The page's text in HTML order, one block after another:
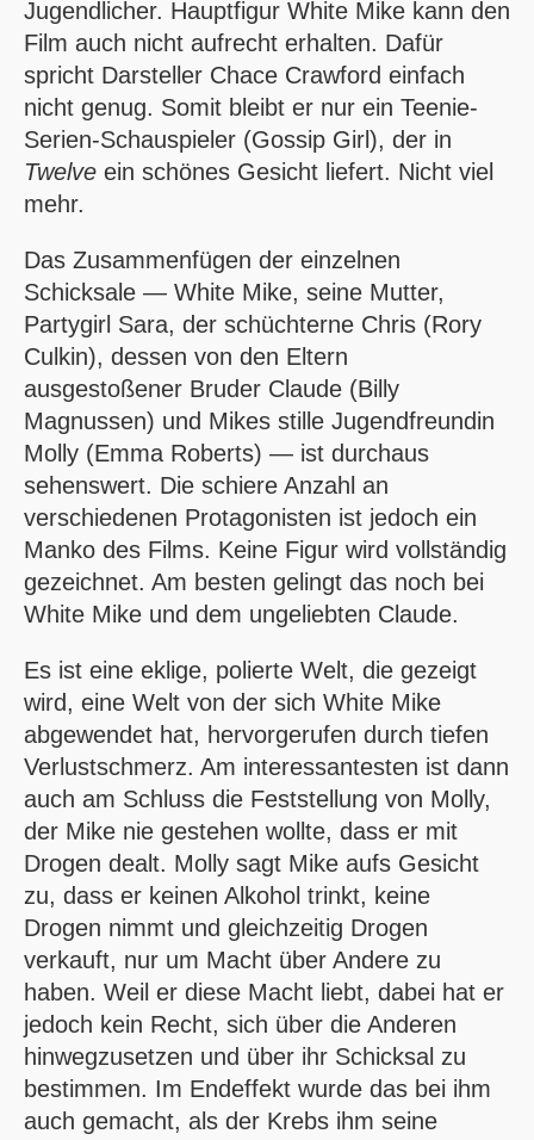
Jugendlicher. Hauptfigur White Mike kann den
Film auch nicht aufrecht erhalten. Dafür
spricht Darsteller Chace Crawford einfach
nicht genug. Somit bleibt er nur ein Teenie-
Serien-Schauspieler (Gossip Girl), der in
Twelve ein schönes Gesicht liefert. Nicht viel
mehr.
Das Zusammenfügen der einzelnen
Schicksale — White Mike, seine Mutter,
Partygirl Sara, der schüchterne Chris (Rory
Culkin), dessen von den Eltern
ausgestoßener Bruder Claude (Billy
Magnussen) und Mikes stille Jugendfreundin
Molly (Emma Roberts) — ist durchaus
sehenswert. Die schiere Anzahl an
verschiedenen Protagonisten ist jedoch ein
Manko des Films. Keine Figur wird vollständig
gezeichnet. Am besten gelingt das noch bei
White Mike und dem ungeliebten Claude.
Es ist eine eklige, polierte Welt, die gezeigt
wird, eine Welt von der sich White Mike
abgewendet hat, hervorgerufen durch tiefen
Verlustschmerz. Am interessantesten ist dann
auch am Schluss die Feststellung von Molly,
der Mike nie gestehen wollte, dass er mit
Drogen dealt. Molly sagt Mike aufs Gesicht
zu, dass er keinen Alkohol trinkt, keine
Drogen nimmt und gleichzeitig Drogen
verkauft, nur um Macht über Andere zu
haben. Weil er diese Macht liebt, dabei hat er
jedoch kein Recht, sich über die Anderen
hinwegzusetzen und über ihr Schicksal zu
bestimmen. Im Endeffekt wurde das bei ihm
auch gemacht, als der Krebs ihm seine